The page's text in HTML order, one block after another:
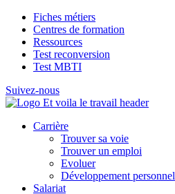
Fiches métiers
Centres de formation
Ressources
Test reconversion
Test MBTI
Suivez-nous
Carrière
Trouver sa voie
Trouver un emploi
Evoluer
Développement personnel
Salariat